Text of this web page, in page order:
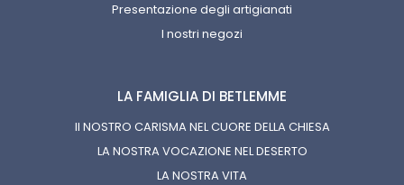
LA FAMIGLIA DI BETLEMME
Il NOSTRO CARISMA NEL CUORE DELLA CHIESA
LA NOSTRA VOCAZIONE NEL DESERTO
LA NOSTRA VITA
Presentazione degli artigianati
I nostri negozi